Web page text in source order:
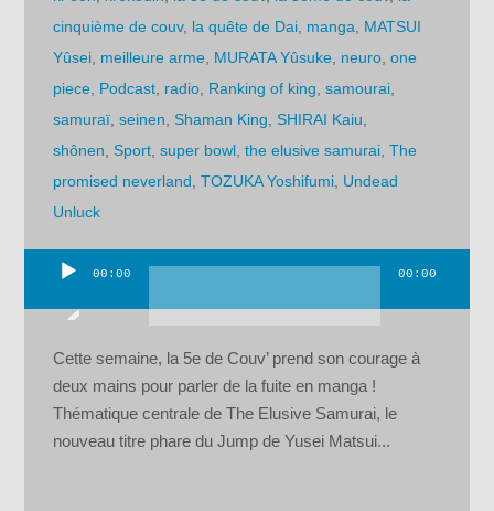
cinquième de couv, la quête de Dai manga
MATSUI
Yûsei meilleure arme MURATA Yûsuke neuro ,one
piece Podcast radio Ranking of king ,samourai
samuraï ,seinen ,Shaman King ,SHIRAI Kaiu
shônen ,Sport ,super bowl ,the elusive samurai ,The
promised neverland ,TOZUKA Yoshifumi Undead
Unluck
00:00 00:00
Cette semaine, la 5e de Couv’ prend son courage à
deux mains pour parler de la fuite en manga !
Thématique centrale de The Elusive Samurai, le
nouveau titre phare du Jump de Yusei Matsui...